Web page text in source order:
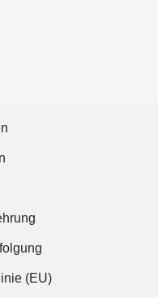
(EU)